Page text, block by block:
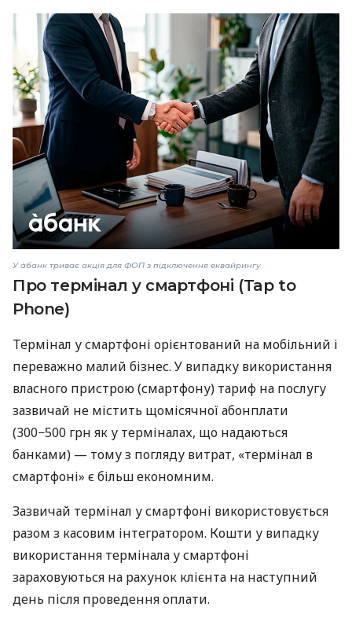
У àбанк триває акція для ФОП з підключення еквайрингу
Про термінал у смартфоні (Tap to
Phone)
Термінал у смартфоні орієнтований на мобільний і
переважно малий бізнес. У випадку використання
власного пристрою (смартфону) тариф на послугу
зазвичай не містить щомісячної абонплати
(300−500 грн як у терміналах, що надаються
банками) — тому з погляду витрат, «термінал в
смартфоні» є більш економним.
Зазвичай термінал у смартфоні використовується
разом з касовим інтегратором. Кошти у випадку
використання термінала у смартфоні
зараховуються на рахунок клієнта на наступний
день після проведення оплати.